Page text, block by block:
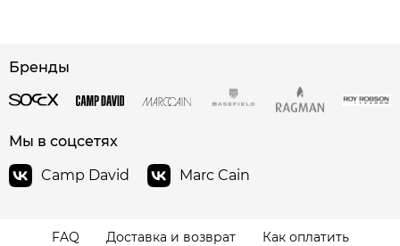
Бренды
Мы в соцсетях
Camp David
Marc Cain
FAQ Доставка и возврат
Как оплатить